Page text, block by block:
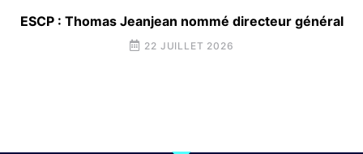
ESCP : Thomas Jeanjean nommé directeur général
22 JUILLET 2026